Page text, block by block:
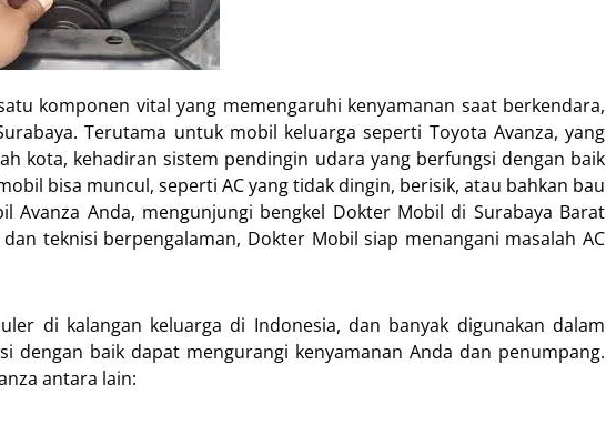
komponen vital yang memengaruhi kenyamanan saat berkendara,
Terutama untuk mobil keluarga seperti Toyota Avanza, yang
kota, kehadiran sistem pendingin udara yang berfungsi dengan baik
bisa muncul, seperti AC yang tidak dingin, berisik, atau bahkan bau
Avanza Anda, mengunjungi bengkel Dokter Mobil di Surabaya Barat
teknisi berpengalaman, Dokter Mobil siap menangani masalah AC
di kalangan keluarga di Indonesia, dan banyak digunakan dalam
dengan baik dapat mengurangi kenyamanan Anda dan penumpang.
antara lain: